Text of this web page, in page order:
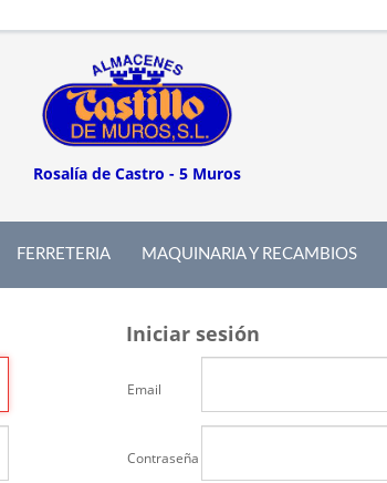
Rosalía de Castro - 5 Muros
FERRETERIA MAQUINARIA Y RECAMBIOS
Iniciar sesión
Email
Contraseña